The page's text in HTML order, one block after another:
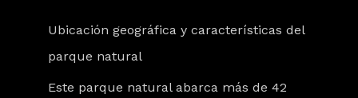
Ubicación geográfica y características del
parque natural
Este parque natural abarca más de 42